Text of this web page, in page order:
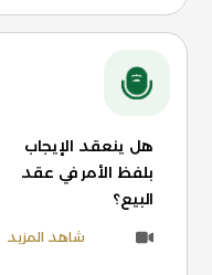
هل ينعقد الإيجاب
بلفظ الأمر في عقد
البيع؟
شاهد المزيد